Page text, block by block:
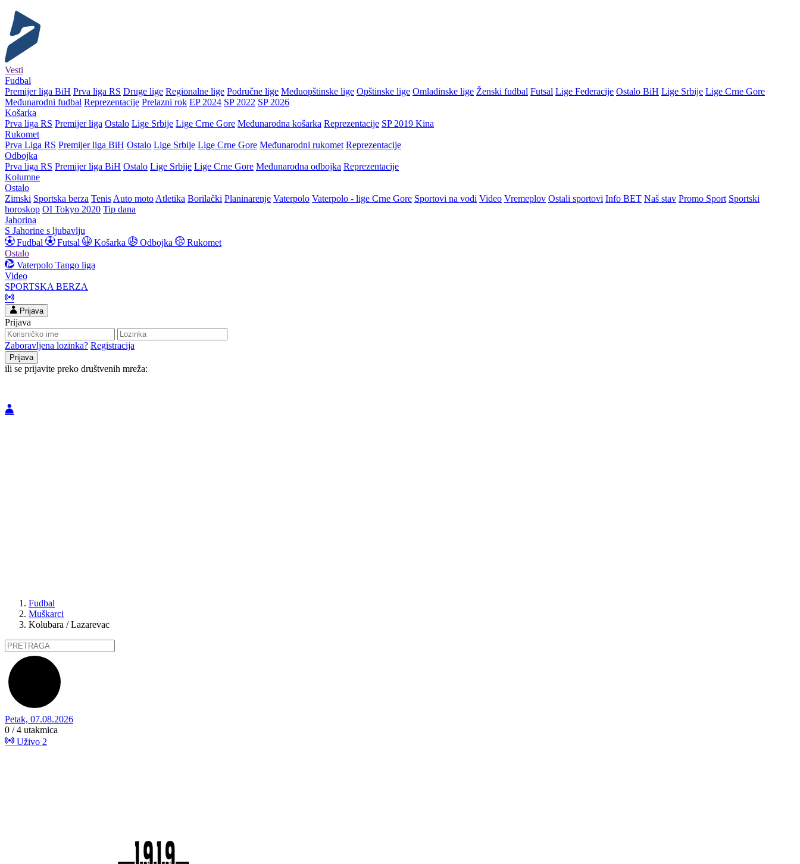
Vesti
Fudbal
Premijer liga BiH Prva liga RS Druge lige Regionalne lige Područne lige Međuopštinske lige Opštinske lige Omladinske lige Ženski fudbal Futsal Lige Federacije Ostalo BiH Lige Srbije Lige Crne Gore
Međunarodni fudbal Reprezentacije Prelazni rok EP 2024 SP 2022 SP 2026
Košarka
Prva liga RS Premijer liga Ostalo Lige Srbije Lige Crne Gore Međunarodna košarka Reprezentacije SP 2019 Kina
Rukomet
Prva Liga RS Premijer liga BiH Ostalo Lige Srbije Lige Crne Gore Međunarodni rukomet Reprezentacije
Odbojka
Prva liga RS Premijer liga BiH Ostalo Lige Srbije Lige Crne Gore Međunarodna odbojka Reprezentacije
Kolumne
Ostalo
Zimski Sportska berza Tenis Auto moto Atletika Borilački Planinarenje Vaterpolo Vaterpolo - lige Crne Gore Sportovi na vodi Video Vremeplov Ostali sportovi Info BET Naš stav Promo Sport Sportski
horoskop OI Tokyo 2020 Tip dana
Jahorina
S Jahorine s ljubavlju
Fudbal
Futsal Košarka Odbojka
Rukomet
Ostalo
Vaterpolo Tango liga
Video
SPORTSKA BERZA
Prijava
Prijava
Zaboravljena lozinka? Registracija
ili se prijavite preko društvenih mreža:
Fudbal
Muškarci
Kolubara / Lazarevac
Petak, 07.08.2026
0 / 4 utakmica
Uživo 2